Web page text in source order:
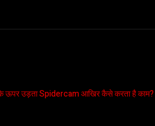
ऊपर उड़ता Spidercam आखिर कैसे करता है